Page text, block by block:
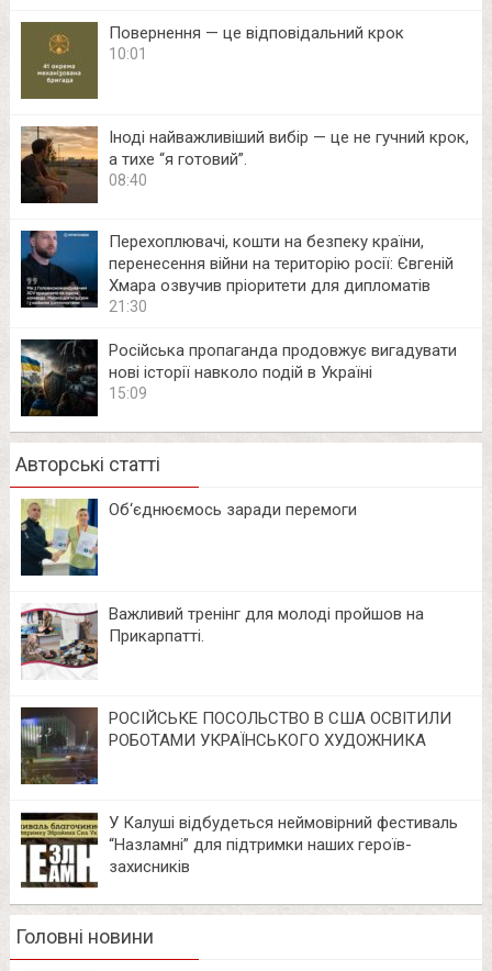
Повернення — це відповідальний крок
10:01
Іноді найважливіший вибір — це не гучний крок,
а тихе “я готовий”.
08:40
Перехоплювачі, кошти на безпеку країни,
перенесення війни на територію росії: Євгеній
Хмара озвучив пріоритети для дипломатів
21:30
Російська пропаганда продовжує вигадувати
нові історії навколо подій в Україні
15:09
Авторські статті
Об‘єднюємось заради перемоги
Важливий тренінг для молоді пройшов на
Прикарпатті.
РОСІЙСЬКЕ ПОСОЛЬСТВО В США ОСВІТИЛИ
РОБОТАМИ УКРАЇНСЬКОГО ХУДОЖНИКА
У Калуші відбудеться неймовірний фестиваль
“Назламні” для підтримки наших героїв-
захисників
Головні новини